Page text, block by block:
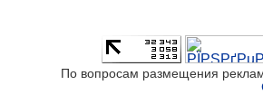
По вопросам размещения